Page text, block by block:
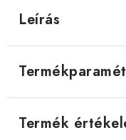
Leírás
Termék